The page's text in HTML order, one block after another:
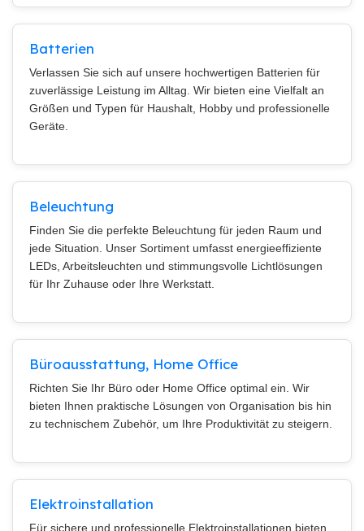
Batterien
Verlassen Sie sich auf unsere hochwertigen Batterien für
zuverlässige Leistung im Alltag. Wir bieten eine Vielfalt an
Größen und Typen für Haushalt, Hobby und professionelle
Geräte.
Beleuchtung
Finden Sie die perfekte Beleuchtung für jeden Raum und
jede Situation. Unser Sortiment umfasst energieeffiziente
LEDs, Arbeitsleuchten und stimmungsvolle Lichtlösungen
für Ihr Zuhause oder Ihre Werkstatt.
Büroausstattung, Home Office
Richten Sie Ihr Büro oder Home Office optimal ein. Wir
bieten Ihnen praktische Lösungen von Organisation bis hin
zu technischem Zubehör, um Ihre Produktivität zu steigern.
Elektroinstallation
Für sichere und professionelle Elektroinstallationen bieten